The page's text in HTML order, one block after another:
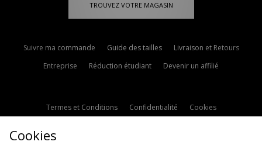
TROUVEZ VOTRE MAGASIN
Suivre ma commande Guide des tailles
Livraison et Retours
Entreprise
Réduction étudiant Devenir un affilié
Termes et Conditions Confidentialité
Cookies
Politique d'avis en ligne
Cookies